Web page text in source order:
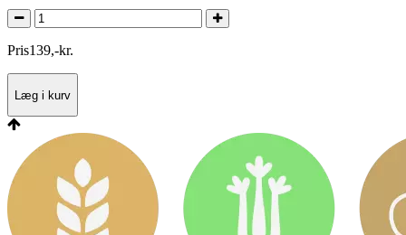
Pris139,-kr.
Læg i kurv